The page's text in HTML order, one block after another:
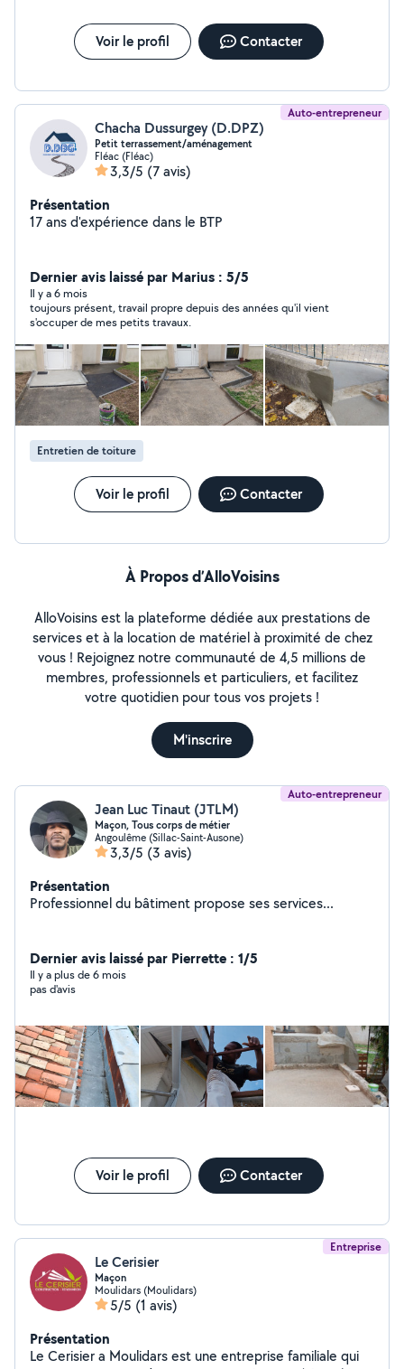
Voir le profil Contacter
Auto-entrepreneur
Chacha Dussurgey (D.DPZ)
Petit terrassement/aménagement
Fléac (Fléac)
3,3/5 (7 avis)
Présentation
17 ans d'expérience dans le BTP
Dernier avis laissé par Marius : 5/5
Il y a 6 mois
toujours présent, travail propre depuis des années qu'il vient
s'occuper de mes petits travaux.
Entretien de toiture
Voir le profil Contacter
À Propos d’AlloVoisins
AlloVoisins est la plateforme dédiée aux prestations de
services et à la location de matériel à proximité de chez
vous ! Rejoignez notre communauté de 4,5 millions de
membres, professionnels et particuliers, et facilitez
votre quotidien pour tous vos projets !
M'inscrire
Auto-entrepreneur
Jean Luc Tinaut (JTLM)
Maçon, Tous corps de métier
Angoulême (Sillac-Saint-Ausone)
3,3/5 (3 avis)
Présentation
Professionnel du bâtiment propose ses services...
Dernier avis laissé par Pierrette : 1/5
Il y a plus de 6 mois
pas d'avis
Voir le profil Contacter
Entreprise
Le Cerisier
Maçon
Moulidars (Moulidars)
5/5 (1 avis)
Présentation
Le Cerisier a Moulidars est une entreprise familiale qui